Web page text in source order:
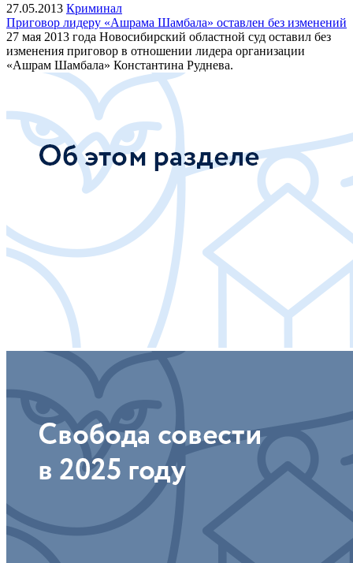
27.05.2013 Криминал
Приговор лидеру «Ашрама Шамбала» оставлен без изменений
27 мая 2013 года Новосибирский областной суд оставил без
изменения приговор в отношении лидера организации
«Ашрам Шамбала» Константина Руднева.